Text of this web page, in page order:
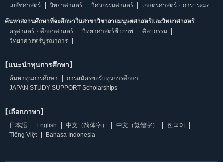
เภสัชศาสตร์
วิทยาศาสตร์ วิศวกรรมศาสตร์ เกษตรศาสตร์・การประมง
ค้นหาสถานศึกษาที่จะศึกษาในสาขาวิชาสายมนุษยศาสตร์และวิทยาศาสตร์
ครุศาสตร์・ศึกษาศาสตร์
วิทยาศาสตร์ชีวภาพ
ศิลปกรรม
วิทยาศาสตร์บูรณาการ
【แนะนำทุนการศึกษา】
ค้นหาทุนการศึกษา
การสมัครขอรับทุนการศึกษา
JAPAN STUDY SUPPORT Scholarships
【เลือกภาษา】
日本語 English 中文（简体字） 中文（繁體字）
한국어
Tiếng Việt
Bahasa Indonesia